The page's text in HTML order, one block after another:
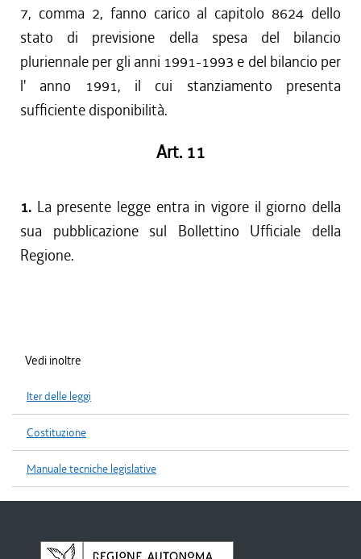
7, comma 2, fanno carico al capitolo 8624 dello
stato di previsione della spesa del bilancio
pluriennale per gli anni 1991-1993 e del bilancio per
l' anno 1991, il cui stanziamento presenta
sufficiente disponibilità.
Art. 11
1. La presente legge entra in vigore il giorno della
sua pubblicazione sul Bollettino Ufficiale della
Regione.
Vedi inoltre
Iter delle leggi
Costituzione
Manuale tecniche legislative